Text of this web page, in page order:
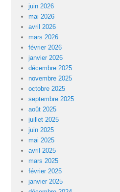
juin 2026
mai 2026
avril 2026
mars 2026
février 2026
janvier 2026
décembre 2025
novembre 2025
octobre 2025
septembre 2025
août 2025
juillet 2025
juin 2025
mai 2025
avril 2025
mars 2025
février 2025
janvier 2025